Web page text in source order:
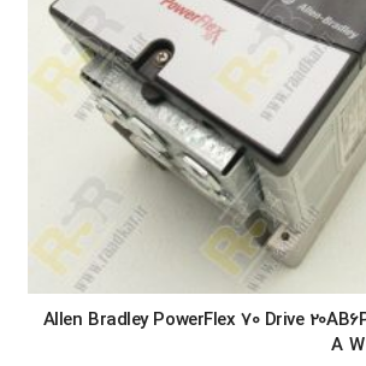
Allen Bradley PowerFlex 70 Drive
A